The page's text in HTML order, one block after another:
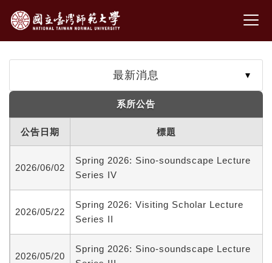
最新消息
系所公告
公告日期 標題
2026/06/02
Spring 2026: Sino-soundscape Lecture
Series IV
2026/05/22
Spring 2026: Visiting Scholar Lecture
Series II
2026/05/20
Spring 2026: Sino-soundscape Lecture